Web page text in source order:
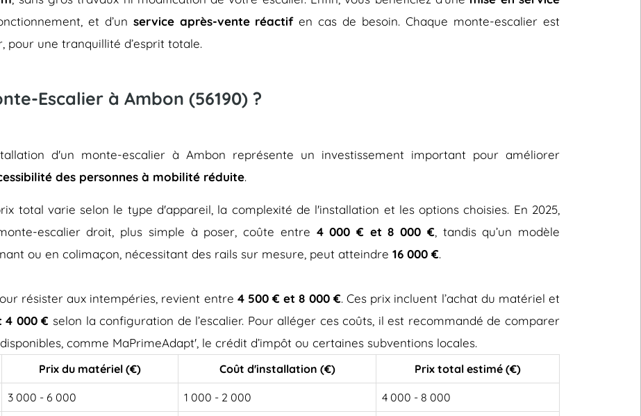
et d’un service après-vente réactifen cas de besoin. Chaque monte-escalier est
une tranquillité d’esprit totale.
Escalier à Ambon (56190) ?
d'un monte-escalier à Ambon représente un investissement important pour améliorer
des personnes à mobilité réduite.
total varie selon le type d'appareil, la complexité de l'installation et les options choisies. En 2025,
escalier droit, plus simple à poser, coûte entre 4 000 € et 8 000 € , tandis qu’un modèle
ou en colimaçon, nécessitant des rails sur mesure, peut atteindre 16 000 €.
résister aux intempéries, revient entre 4 500 € et 8 000 €. Ces prix incluent l’achat du matériel et
4 000 € selon la configuration de l’escalier. Pour alléger ces coûts, il est recommandé de comparer
comme MaPrimeAdapt', le crédit d’impôt ou certaines subventions locales.
Prix du matériel (€) Coût d'installation (€) Prix total estimé (€)
3 000 - 6 000 1 000 - 2 000 4 000 - 8 000